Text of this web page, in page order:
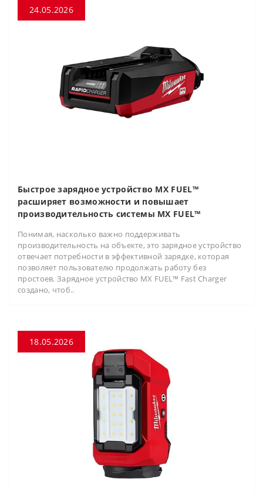
24.05.2026
Быстрое зарядное устройство MX FUEL™
расширяет возможности и повышает
производительность системы MX FUEL™
Понимая, насколько важно поддерживать
производительность на объекте, это зарядное устройство
отвечает потребности в эффективной зарядке, которая
позволяет пользователю продолжать работу без
простоев. Зарядное устройство MX FUEL™ Fast Charger
создано, чтоб..
18.05.2026